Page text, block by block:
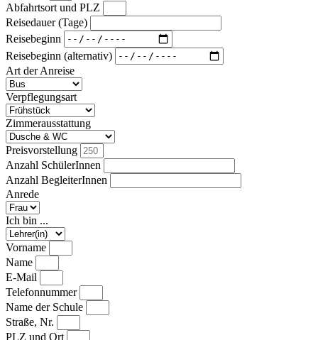
Abfahrtsort und PLZ
Reisedauer (Tage)
Reisebeginn
Reisebeginn (alternativ)
Art der Anreise
Verpflegungsart
Zimmerausstattung
Preisvorstellung
Anzahl SchülerInnen
Anzahl BegleiterInnen
Anrede
Ich bin ...
Vorname
Name
E-Mail
Telefonnummer
Name der Schule
Straße, Nr.
PLZ und Ort